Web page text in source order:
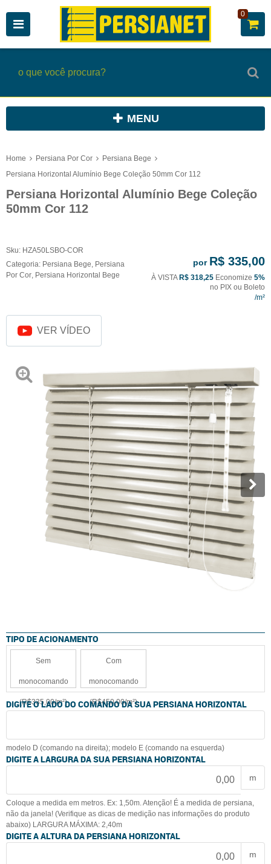
0
MENU
Home Persiana Por Cor
Persiana Bege
Persiana Horizontal Alumínio Bege Coleção 50mm Cor 112
Persiana Horizontal Alumínio Bege Coleção
50mm Cor 112
Sku: HZA50LSBO-COR
Categoria: Persiana Bege, Persiana
Por Cor, Persiana Horizontal Bege
por R$ 335,00
À VISTA R$ 318,25 Economize 5%
no PIX ou Boleto
VER VÍDEO
TIPO DE ACIONAMENTO
Sem
monocomando
(R$335,00/m²)
Com
monocomando
(R$450,00/m²)
DIGITE O LADO DO COMANDO DA SUA PERSIANA HORIZONTAL
modelo D (comando na direita); modelo E (comando na esquerda)
DIGITE A LARGURA DA SUA PERSIANA HORIZONTAL
m
Coloque a medida em metros. Ex: 1,50m. Atenção! É a medida de persiana,
não da janela! (Verifique as dicas de medição nas informações do produto
abaixo) LARGURA MÁXIMA: 2,40m
DIGITE A ALTURA DA PERSIANA HORIZONTAL
m